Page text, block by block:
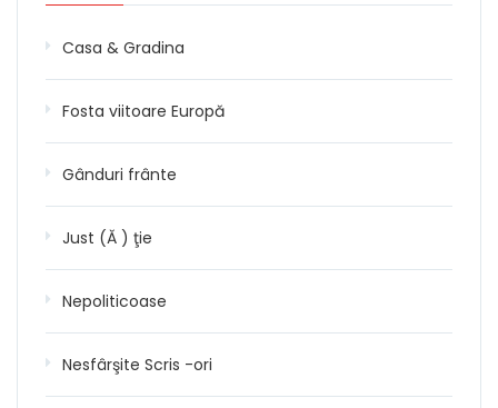
Casa & Gradina
Fosta viitoare Europă
Gânduri frânte
Just (Ă ) ţie
Nepoliticoase
Nesfârşite Scris -ori